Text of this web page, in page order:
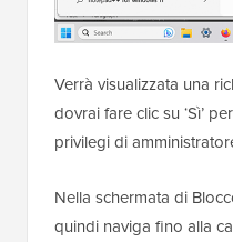
Verrà visualizzata una
dovrai fare clic su ‘Sì’
privilegi di
Nella schermata di
quindi naviga fino alla